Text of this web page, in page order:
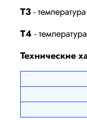
Т3-
Т4 -
Технические